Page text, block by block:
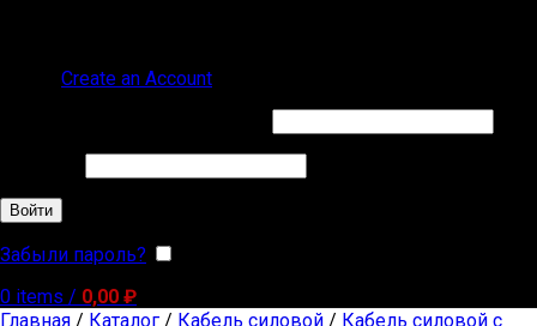
Create an Account
Войти
Забыли пароль?
0 items / 0,00 ₽
Главная / Каталог / Кабель силовой / Кабель силовой с